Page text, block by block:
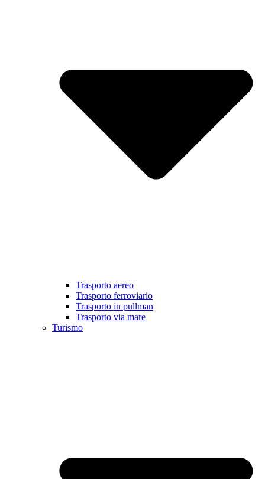
Trasporto aereo
Trasporto ferroviario
Trasporto in pullman
Trasporto via mare
Turismo